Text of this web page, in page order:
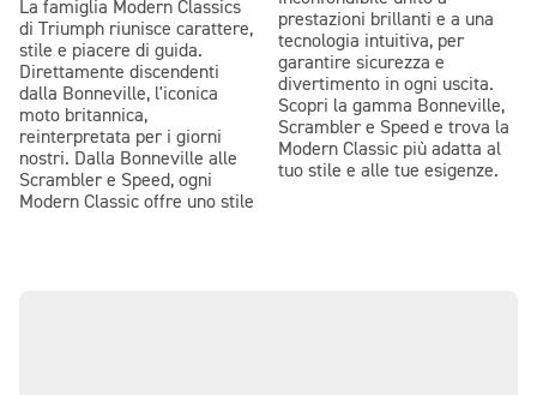
La famiglia Modern Classics
di Triumph riunisce carattere,
stile e piacere di guida.
Direttamente discendenti
dalla Bonneville, l'iconica
moto britannica,
reinterpretata per i giorni
nostri. Dalla Bonneville alle
Scrambler e Speed, ogni
Modern Classic offre uno stile
prestazioni brillanti e a una
tecnologia intuitiva, per
garantire sicurezza e
divertimento in ogni uscita.
Scopri la gamma Bonneville,
Scrambler e Speed e trova la
Modern Classic più adatta al
tuo stile e alle tue esigenze.